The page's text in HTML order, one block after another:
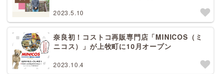
2023.5.10
奈良初！コストコ再販専門店「MINICOS（ミ
ニコス）」が上牧町に10月オープン
2023.10.4